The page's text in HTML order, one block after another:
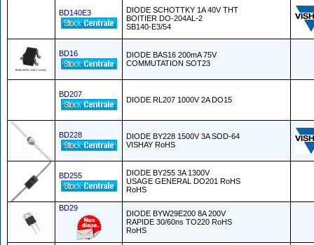
BD140E3
DIODE SCHOTTKY 1A 40V THT
BOITIER DO-204AL-2
SB140-E3/54
BD16
DIODE BAS16 200mA 75V
COMMUTATION SOT23
BD207
DIODE RL207 1000V 2A DO15
BD228
DIODE BY228 1500V 3A SOD-64
VISHAY RoHS
BD255
DIODE BY255 3A 1300V
USAGE GENERAL DO201 RoHS
RoHS
BD29
DIODE BYW29E200 8A 200V
RAPIDE 30/60ns TO220 RoHS
RoHS